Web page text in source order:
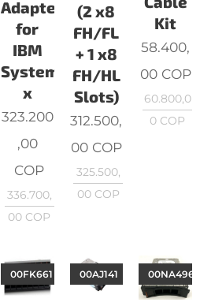
Adapter
for
IBM
System
x
323.200
,00
COP
336.700,
00 COP
(2 x8
FH/FL
+ 1 x8
FH/HL
Slots)
312.500,
00COP
325.500,
00COP
Kit
58.400,
00COP
60.800,0
0 COP
00FK661 00AJ141 00NA496